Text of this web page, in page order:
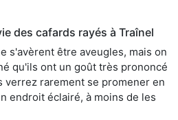
des cafards rayés à Traînel
s'avèrent être aveugles, mais on
qu'ils ont un goût très prononcé
verrez rarement se promener en
endroit éclairé, à moins de les